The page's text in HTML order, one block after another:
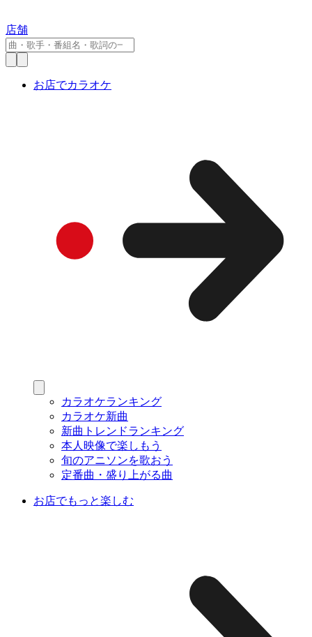
店舗
お店でカラオケ
カラオケランキング
カラオケ新曲
新曲トレンドランキング
本人映像で楽しもう
旬のアニソンを歌おう
定番曲・盛り上がる曲
お店でもっと楽しむ